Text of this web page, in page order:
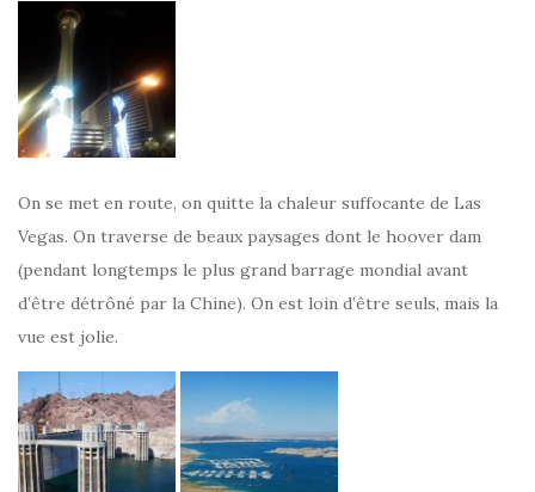
On se met en route, on quitte la chaleur suffocante de Las
Vegas. On traverse de beaux paysages dont le hoover dam
(pendant longtemps le plus grand barrage mondial avant
d’être détrôné par la Chine). On est loin d’être seuls, mais la
vue est jolie.